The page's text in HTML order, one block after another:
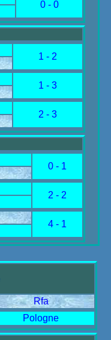
0 - 0
1 - 2
1 - 3
2 - 3
0 - 1
2 - 2
4 - 1
Rfa
Pologne